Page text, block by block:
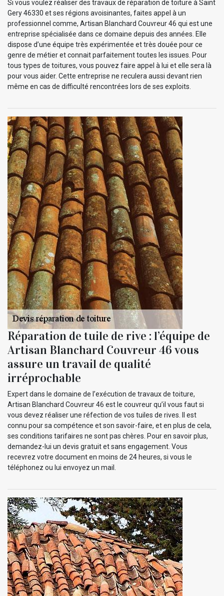
Si vous voulez réaliser des travaux de réparation de toiture à Saint
Gery 46330 et ses régions avoisinantes, faites appel à un
professionnel comme, Artisan Blanchard Couvreur 46 qui est une
entreprise spécialisée dans ce domaine depuis des années. Elle
dispose d’une équipe très expérimentée et très douée pour ce
genre de métier et connait parfaitement toutes les issues. Pour
tous types de toitures, vous pouvez faire appel à lui et elle sera là
pour vous aider. Cette entreprise ne reculera aussi devant rien
même en cas de difficulté rencontrées lors de ses exploits.
Réparation de tuile de rive : l’équipe de
Artisan Blanchard Couvreur 46 vous
assure un travail de qualité
irréprochable
Expert dans le domaine de l’exécution de travaux de toiture,
Artisan Blanchard Couvreur 46 est le couvreur qu’il vous faut si
vous devez réaliser une réfection de vos tuiles de rives. Il est
connu pour sa compétence et son savoir-faire, et en plus de cela,
ses conditions tarifaires ne sont pas chères. Pour en savoir plus,
demandez-lui un devis gratuit et sans engagement. Vous
recevrez votre document en moins de 24 heures, si vous le
téléphonez ou lui envoyez un mail.